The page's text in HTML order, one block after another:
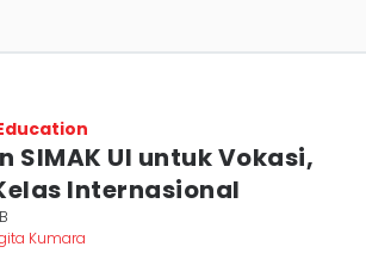
SIMAK UI untuk Vokasi,
Internasional
Kumara